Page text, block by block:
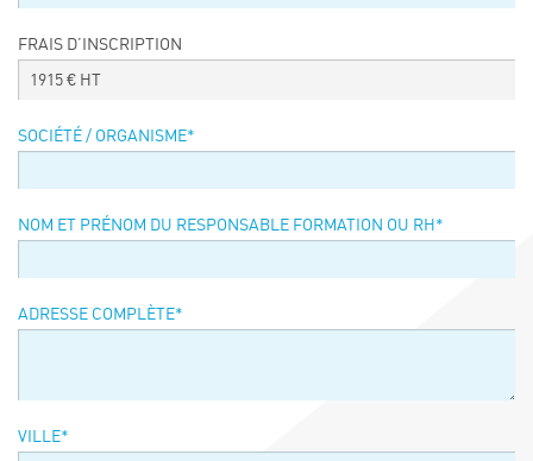
Événements
FRENCH-CHINESE CONFERENCE ON GREEN
FRAIS D’INSCRIPTION
1915 € HT
SOCIÉTÉ / ORGANISME*
NOM ET PRÉNOM DU RESPONSABLE FORMATION OU RH *
ADRESSE COMPLÈTE*
VILLE*